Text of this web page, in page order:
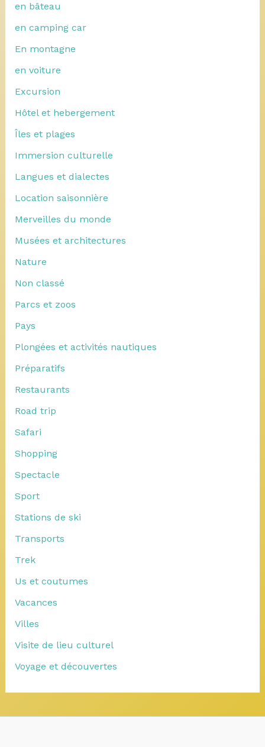
en bâteau
en camping car
En montagne
en voiture
Excursion
Hôtel et hebergement
Îles et plages
Immersion culturelle
Langues et dialectes
Location saisonnière
Merveilles du monde
Musées et architectures
Nature
Non classé
Parcs et zoos
Pays
Plongées et activités nautiques
Préparatifs
Restaurants
Road trip
Safari
Shopping
Spectacle
Sport
Stations de ski
Transports
Trek
Us et coutumes
Vacances
Villes
Visite de lieu culturel
Voyage et découvertes